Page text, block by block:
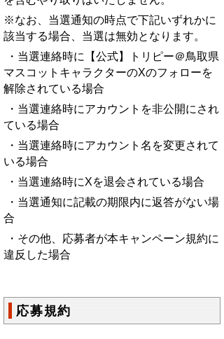
※なお、当選通知の時点で下記いずれかに
該当する場合、当選は無効となります。
・当選連絡時に【公式】トリピー＠鳥取県
マスコットキャラクターのXのフォローを
解除されている場合
・当選連絡時にアカウントを非公開にされ
ている場合
・当選連絡時にアカウント名を変更されて
いる場合
・当選連絡時にXを退会されている場合
・当選通知に記載の期限内に返答がない場
合
・その他、応募者が本キャンペーン規約に
違反した場合
応募規約